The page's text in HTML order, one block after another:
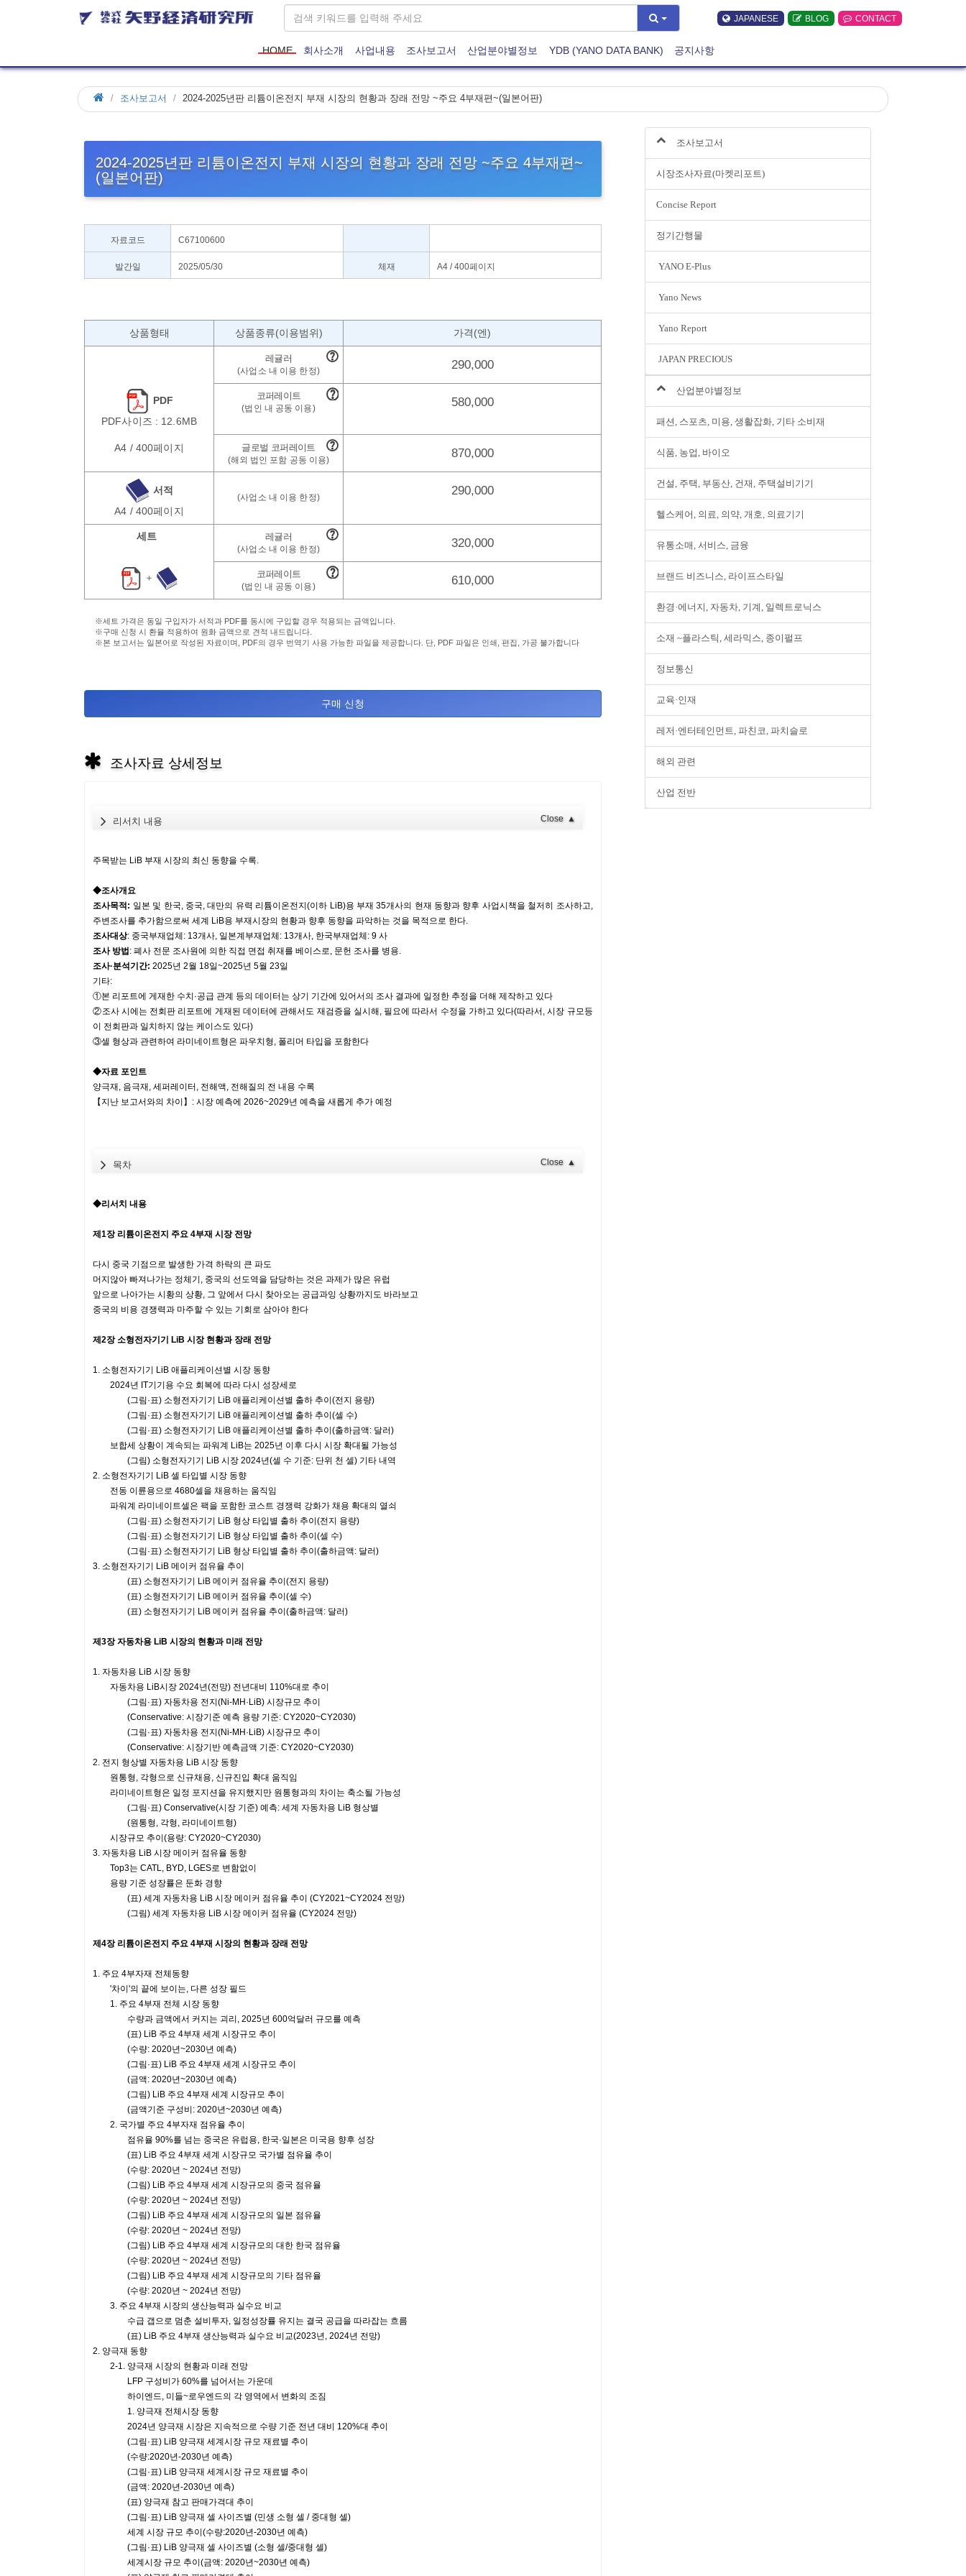
JAPANESE BLOG CONTACT
HOME 회사소개 사업내용 조사보고서 산업분야별정보 YDB (YANO DATA BANK) 공지사항
조사보고서 2024-2025년판 리튬이온전지 부재 시장의 현황과 장래 전망 ~주요 4부재편~(일본어판)
2024-2025년판 리튬이온전지 부재 시장의 현황과 장래 전망 ~주요 4부재편~
(일본어판)
자료코드 C67100600
발간일 2025/05/30 체재 A4 / 400페이지
상품형태 상품종류(이용범위) 가격(엔)
290,000
PDF
PDF사이즈 : 12.6MB
580,000
A4 / 400페이지 870,000
서적
A4 / 400페이지
290,000
세트 320,000
＋ 610,000
※세트 가격은 동일 구입자가 서적과 PDF를 동시에 구입할 경우 적용되는 금액입니다.
※구매 신청 시 환율 적용하여 원화 금액으로 견적 내드립니다.
※본 보고서는 일본어로 작성된 자료이며, PDF의 경우 번역기 사용 가능한 파일을 제공합니다. 단, PDF 파일은 인쇄, 편집, 가공 불가합니다
구매 신청
조사자료 상세정보
리서치 내용 Close ▲
주목받는 LiB 부재 시장의 최신 동향을 수록.
◆조사개요
조사목적: 일본 및 한국, 중국, 대만의 유력 리튬이온전지(이하 LiB)용 부재 35개사의 현재 동향과 향후 사업시책을 철저히 조사하고,
주변조사를 추가함으로써 세계 LiB용 부재시장의 현황과 향후 동향을 파악하는 것을 목적으로 한다.
조사대상: 중국부재업체: 13개사, 일본계부재업체: 13개사, 한국부재업체: 9 사
조사 방법 : 폐사 전문 조사원에 의한 직접 면접 취재를 베이스로, 문헌 조사를 병용.
조사·분석기간: 2025년 2월 18일~2025년 5월 23일
기타:
①본 리포트에 게재한 수치·공급 관계 등의 데이터는 상기 기간에 있어서의 조사 결과에 일정한 추정을 더해 제작하고 있다
②조사 시에는 전회판 리포트에 게재된 데이터에 관해서도 재검증을 실시해, 필요에 따라서 수정을 가하고 있다(따라서, 시장 규모등
이 전회판과 일치하지 않는 케이스도 있다)
③셀 형상과 관련하여 라미네이트형은 파우치형, 폴리머 타입을 포함한다
◆자료 포인트
양극재, 음극재, 세퍼레이터, 전해액, 전해질의 전 내용 수록
【지난 보고서와의 차이】: 시장 예측에 2026~2029년 예측을 새롭게 추가 예정
목차 Close ▲
◆리서치 내용
제1장 리튬이온전지 주요 4부재 시장 전망
다시 중국 기점으로 발생한 가격 하락의 큰 파도
머지않아 빠져나가는 정체기, 중국의 선도역을 담당하는 것은 과제가 많은 유럽
앞으로 나아가는 시황의 상황, 그 앞에서 다시 찾아오는 공급과잉 상황까지도 바라보고
중국의 비용 경쟁력과 마주할 수 있는 기회로 삼아야 한다
제2장 소형전자기기 LiB 시장 현황과 장래 전망
1. 소형전자기기 LiB 애플리케이션별 시장 동향
2024년 IT기기용 수요 회복에 따라 다시 성장세로
(그림·표) 소형전자기기 LiB 애플리케이션별 출하 추이(전지 용량)
(그림·표) 소형전자기기 LiB 애플리케이션별 출하 추이(셀 수)
(그림·표) 소형전자기기 LiB 애플리케이션별 출하 추이(출하금액: 달러)
보합세 상황이 계속되는 파워계 LiB는 2025년 이후 다시 시장 확대될 가능성
(그림) 소형전자기기 LiB 시장 2024년(셀 수 기준: 단위 천 셀) 기타 내역
2. 소형전자기기 LiB 셀 타입별 시장 동향
전동 이륜용으로 4680셀을 채용하는 움직임
파워계 라미네이트셀은 팩을 포함한 코스트 경쟁력 강화가 채용 확대의 열쇠
(그림·표) 소형전자기기 LiB 형상 타입별 출하 추이(전지 용량)
(그림·표) 소형전자기기 LiB 형상 타입별 출하 추이(셀 수)
(그림·표) 소형전자기기 LiB 형상 타입별 출하 추이(출하금액: 달러)
3. 소형전자기기 LiB 메이커 점유율 추이
(표) 소형전자기기 LiB 메이커 점유율 추이(전지 용량)
(표) 소형전자기기 LiB 메이커 점유율 추이(셀 수)
(표) 소형전자기기 LiB 메이커 점유율 추이(출하금액: 달러)
제3장 자동차용 LiB 시장의 현황과 미래 전망
1. 자동차용 LiB 시장 동향
자동차용 LiB시장 2024년(전망) 전년대비 110%대로 추이
(그림·표) 자동차용 전지(Ni-MH·LiB) 시장규모 추이
(Conservative: 시장기준 예측 용량 기준: CY2020~CY2030)
(그림·표) 자동차용 전지(Ni-MH·LiB) 시장규모 추이
(Conservative: 시장기반 예측금액 기준: CY2020~CY2030)
2. 전지 형상별 자동차용 LiB 시장 동향
원통형, 각형으로 신규채용, 신규진입 확대 움직임
라미네이트형은 일정 포지션을 유지했지만 원통형과의 차이는 축소될 가능성
(그림·표) Conservative(시장 기준) 예측: 세계 자동차용 LiB 형상별
(원통형, 각형, 라미네이트형)
시장규모 추이(용량: CY2020~CY2030)
3. 자동차용 LiB 시장 메이커 점유율 동향
Top3는 CATL, BYD, LGES로 변함없이
용량 기준 성장률은 둔화 경향
(표) 세계 자동차용 LiB 시장 메이커 점유율 추이 (CY2021~CY2024 전망)
(그림) 세계 자동차용 LiB 시장 메이커 점유율 (CY2024 전망)
제4장 리튬이온전지 주요 4부재 시장의 현황과 장래 전망
1. 주요 4부자재 전체동향
'차이'의 끝에 보이는, 다른 성장 필드
1. 주요 4부재 전체 시장 동향
수량과 금액에서 커지는 괴리, 2025년 600억달러 규모를 예측
(표) LiB 주요 4부재 세계 시장규모 추이
(수량: 2020년~2030년 예측)
(그림·표) LiB 주요 4부재 세계 시장규모 추이
(금액: 2020년~2030년 예측)
(그림) LiB 주요 4부재 세계 시장규모 추이
(금액기준 구성비: 2020년~2030년 예측)
2. 국가별 주요 4부자재 점유율 추이
점유율 90%를 넘는 중국은 유럽용, 한국·일본은 미국용 향후 성장
(표) LiB 주요 4부재 세계 시장규모 국가별 점유율 추이
(수량: 2020년 ~ 2024년 전망)
(그림) LiB 주요 4부재 세계 시장규모의 중국 점유율
(수량: 2020년 ~ 2024년 전망)
(그림) LiB 주요 4부재 세계 시장규모의 일본 점유율
(수량: 2020년 ~ 2024년 전망)
(그림) LiB 주요 4부재 세계 시장규모의 대한 한국 점유율
(수량: 2020년 ~ 2024년 전망)
(그림) LiB 주요 4부재 세계 시장규모의 기타 점유율
(수량: 2020년 ~ 2024년 전망)
3. 주요 4부재 시장의 생산능력과 실수요 비교
수급 갭으로 멈춘 설비투자, 일정성장률 유지는 결국 공급을 따라잡는 흐름
(표) LiB 주요 4부재 생산능력과 실수요 비교(2023년, 2024년 전망)
2. 양극재 동향
2-1. 양극재 시장의 현황과 미래 전망
LFP 구성비가 60%를 넘어서는 가운데
하이엔드, 미들~로우엔드의 각 영역에서 변화의 조짐
1. 양극재 전체시장 동향
2024년 양극재 시장은 지속적으로 수량 기준 전년 대비 120%대 추이
(그림·표) LiB 양극재 세계시장 규모 재료별 추이
(수량:2020년-2030년 예측)
(그림·표) LiB 양극재 세계시장 규모 재료별 추이
(금액: 2020년-2030년 예측)
(표) 양극재 참고 판매가격대 추이
(그림·표) LiB 양극재 셀 사이즈별 (민생 소형 셀 / 중대형 셀)
세계 시장 규모 추이(수량:2020년-2030년 예측)
(그림·표) LiB 양극재 셀 사이즈별 (소형 셀/중대형 셀)
세계시장 규모 추이(금액: 2020년~2030년 예측)
조사보고서
시장조사자료(마켓리포트)
Concise Report
정기간행물
YANO E-Plus
Yano News
Yano Report
JAPAN PRECIOUS
산업분야별정보
패션, 스포츠, 미용, 생활잡화, 기타 소비재
식품, 농업, 바이오
건설, 주택, 부동산, 건재, 주택설비기기
헬스케어, 의료, 의약, 개호, 의료기기
유통소매, 서비스, 금융
브랜드 비즈니스, 라이프스타일
환경·에너지, 자동차, 기계, 일렉트로닉스
소재 ~플라스틱, 세라믹스, 종이펄프
정보통신
교육·인재
레저·엔터테인먼트, 파친코, 파치슬로
해외 관련
산업 전반